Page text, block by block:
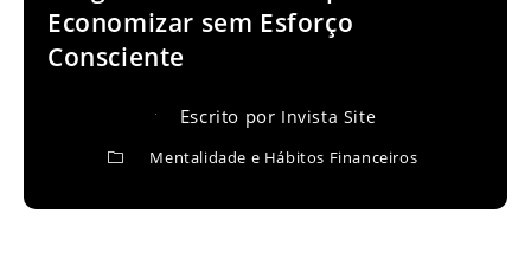
Economizar sem Esforço
Consciente
Escrito por Invista Site
Mentalidade e Hábitos Financeiros